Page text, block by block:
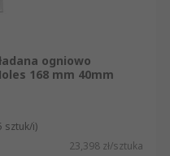
ogniowo
168 mm 40mm
sztuk/i)
23,398 zł/sztuka